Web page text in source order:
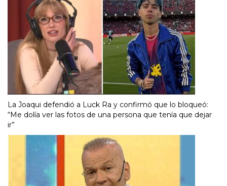
La Joaqui defendió a Luck Ra y confirmó que lo bloqueó:
“Me dolía ver las fotos de una persona que tenía que dejar
ir”